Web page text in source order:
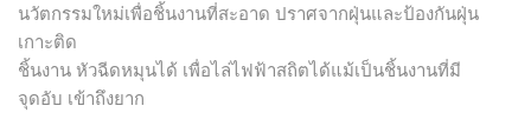
นวัตกรรมใหม่เพื่อชิ้นงานที่สะอาด ปราศจากฝุ่นและป้องกันฝุ่น
เกาะติด
ชิ้นงาน หัวฉีดหมุนได้ เพื่อไล่ไฟฟ้าสถิตได้แม้เป็นชิ้นงานที่มี
จุดอับ เข้าถึงยาก